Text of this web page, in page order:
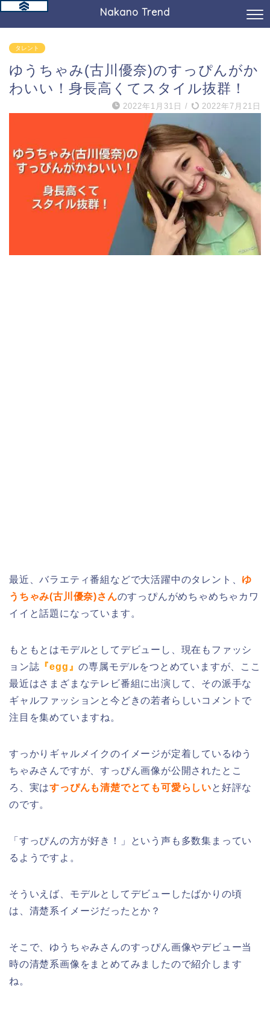
Nakano Trend
タレント
ゆうちゃみ(古川優奈)のすっぴんがか
わいい！身長高くてスタイル抜群！
2022年1月31日 / 2022年7月21日
最近、バラエティ番組などで大活躍中のタレント、 ゆ
うちゃみ(古川優奈)さんのすっぴんがめちゃめちゃカワ
イイと話題になっています。
もともとはモデルとしてデビューし、現在もファッシ
ョン誌 『egg』の専属モデルをつとめていますが、ここ
最近はさまざまなテレビ番組に出演して、その派手な
ギャルファッションと今どきの若者らしいコメントで
注目を集めていますね。
すっかりギャルメイクのイメージが定着しているゆう
ちゃみさんですが、すっぴん画像が公開されたとこ
ろ、実はすっぴんも清楚でとても可愛らしいと好評な
のです。
「すっぴんの方が好き！」という声も多数集まってい
るようですよ。
そういえば、モデルとしてデビューしたばかりの頃
は、清楚系イメージだったとか？
そこで、ゆうちゃみさんのすっぴん画像やデビュー当
時の清楚系画像をまとめてみましたので紹介します
ね。